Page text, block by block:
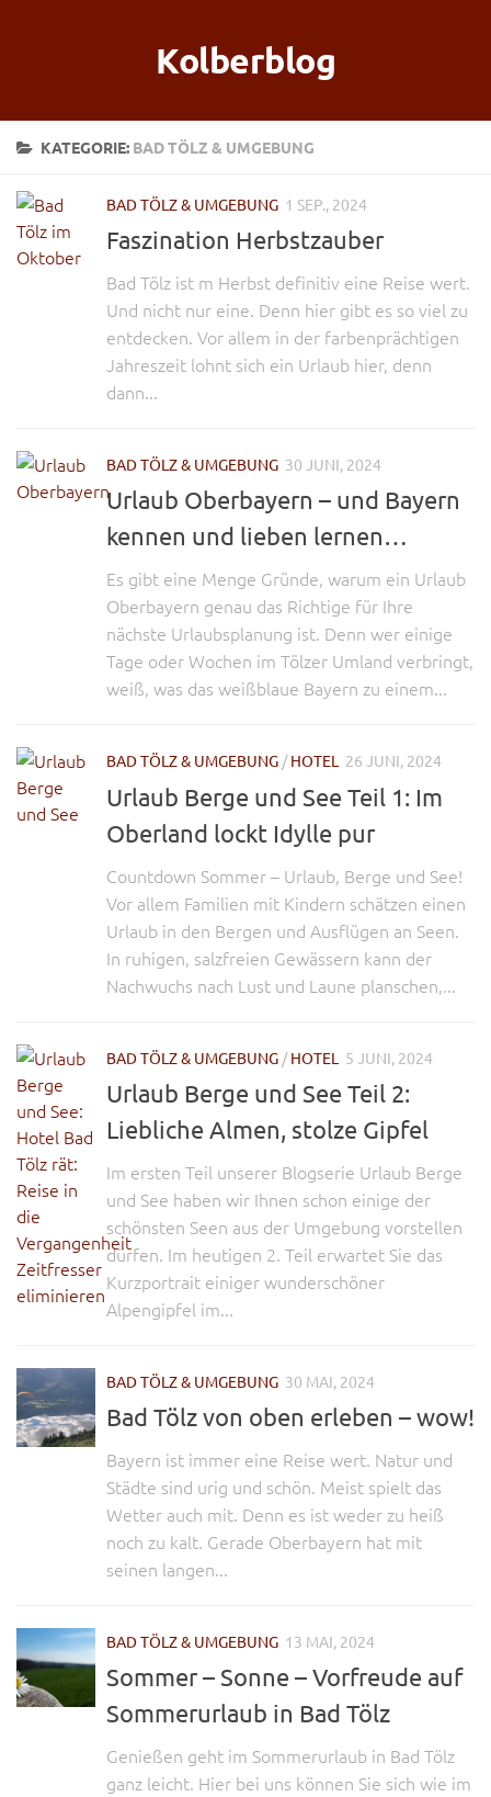
Kolberblog
KATEGORIE: BAD TÖLZ & UMGEBUNG
BAD TÖLZ & UMGEBUNG 1 SEP., 2024
Faszination Herbstzauber
Bad Tölz ist m Herbst definitiv eine Reise wert.
Und nicht nur eine. Denn hier gibt es so viel zu
entdecken. Vor allem in der farbenprächtigen
Jahreszeit lohnt sich ein Urlaub hier, denn
dann...
BAD TÖLZ & UMGEBUNG 30 JUNI, 2024
Urlaub Oberbayern – und Bayern
kennen und lieben lernen…
Es gibt eine Menge Gründe, warum ein Urlaub
Oberbayern genau das Richtige für Ihre
nächste Urlaubsplanung ist. Denn wer einige
Tage oder Wochen im Tölzer Umland verbringt,
weiß, was das weißblaue Bayern zu einem...
BAD TÖLZ & UMGEBUNG /HOTEL 26 JUNI, 2024
Urlaub Berge und See Teil 1: Im
Oberland lockt Idylle pur
Countdown Sommer – Urlaub, Berge und See!
Vor allem Familien mit Kindern schätzen einen
Urlaub in den Bergen und Ausflügen an Seen.
In ruhigen, salzfreien Gewässern kann der
Nachwuchs nach Lust und Laune planschen,...
BAD TÖLZ & UMGEBUNG /HOTEL 5 JUNI, 2024
Urlaub Berge und See Teil 2:
Liebliche Almen, stolze Gipfel
Im ersten Teil unserer Blogserie Urlaub Berge
und See haben wir Ihnen schon einige der
schönsten Seen aus der Umgebung vorstellen
dürfen. Im heutigen 2. Teil erwartet Sie das
Kurzportrait einiger wunderschöner
Alpengipfel im...
BAD TÖLZ & UMGEBUNG 30 MAI, 2024
Bad Tölz von oben erleben – wow!
Bayern ist immer eine Reise wert. Natur und
Städte sind urig und schön. Meist spielt das
Wetter auch mit. Denn es ist weder zu heiß
noch zu kalt. Gerade Oberbayern hat mit
seinen langen...
BAD TÖLZ & UMGEBUNG 13 MAI, 2024
Sommer – Sonne – Vorfreude auf
Sommerurlaub in Bad Tölz
Genießen geht im Sommerurlaub in Bad Tölz
ganz leicht. Hier bei uns können Sie sich wie im